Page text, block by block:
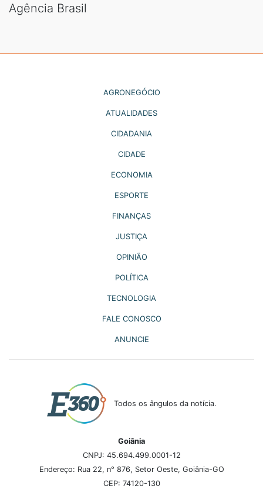
Agência Brasil
AGRONEGÓCIO
ATUALIDADES
CIDADANIA
CIDADE
ECONOMIA
ESPORTE
FINANÇAS
JUSTIÇA
OPINIÃO
POLÍTICA
TECNOLOGIA
FALE CONOSCO
ANUNCIE
Todos os ângulos da notícia.
Goiânia
CNPJ: 45.694.499.0001-12
Endereço: Rua 22, n° 876, Setor Oeste, Goiânia-GO
CEP: 74120-130